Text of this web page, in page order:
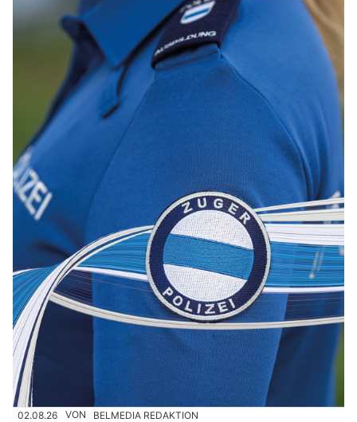
02.08.26 VON BELMEDIA REDAKTION